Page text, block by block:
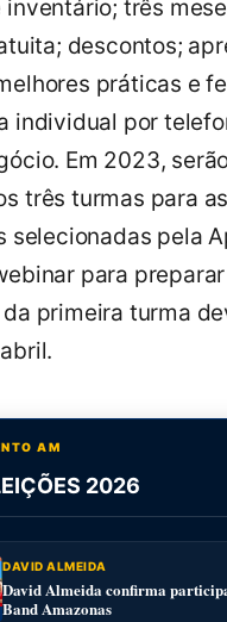
inventário; três
descontos;
práticas e
individual por
Em 2023,
três turmas para
selecionadas pela
para
primeira turma
AM
2026
DAVID ALMEIDA
David Almeida confirma
Band Amazonas